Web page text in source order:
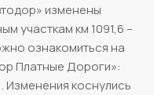
изменены
участкам км 1091,6 –
ознакомиться на
Платные Дороги»:
коснулись